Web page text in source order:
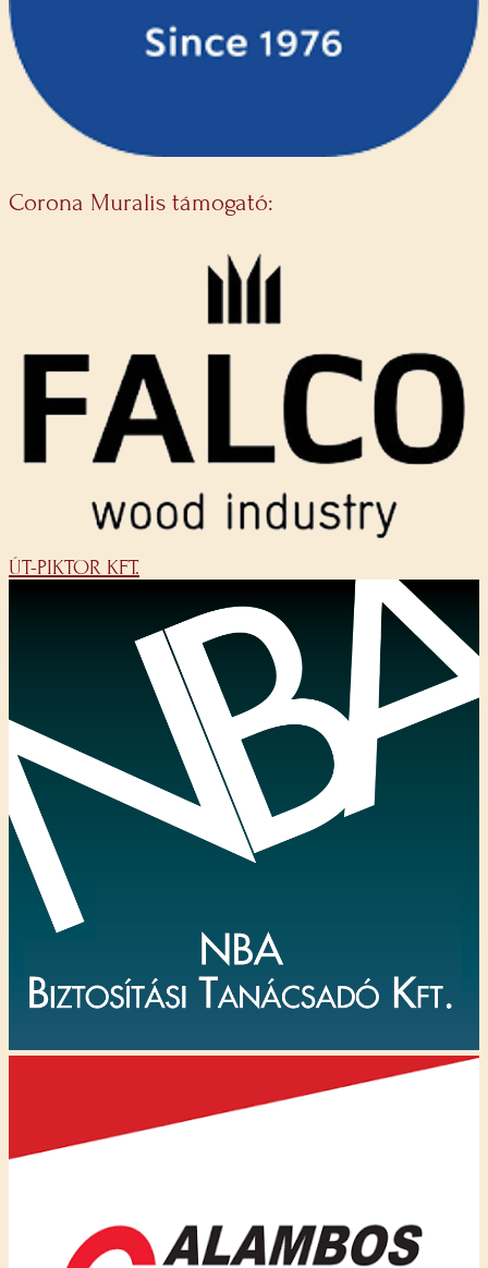
Corona Muralis támogató:
ÚT-PIKTOR KFT.